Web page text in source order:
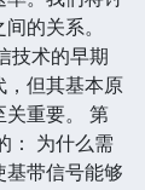
的关系。
技术的早期
，但其基本原
关重要。 第
： 为什么需
带信号能够